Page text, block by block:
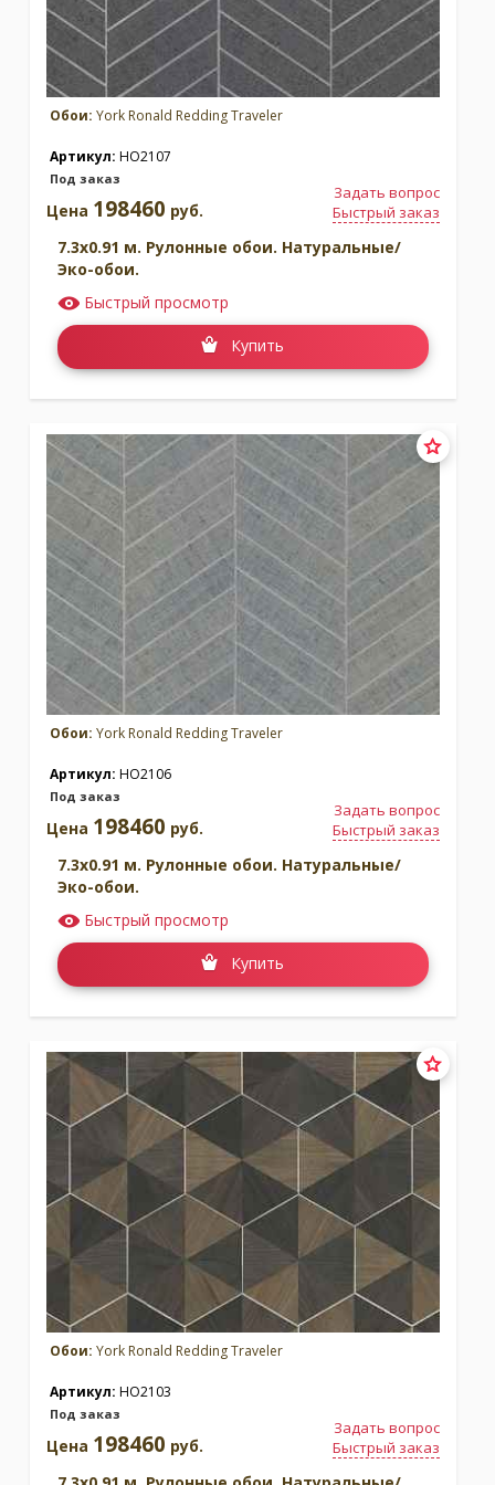
Обои: York Ronald Redding Traveler
Артикул: HO2107
Под заказ
Задать вопрос
Быстрый заказ
Цена 198460 руб.
7.3x0.91 м. Рулонные обои. Натуральные/
Эко-обои.
Быстрый просмотр
Купить
Обои: York Ronald Redding Traveler
Артикул: HO2106
Под заказ
Задать вопрос
Быстрый заказ
Цена 198460 руб.
7.3x0.91 м. Рулонные обои. Натуральные/
Эко-обои.
Быстрый просмотр
Купить
Обои: York Ronald Redding Traveler
Артикул: HO2103
Под заказ
Задать вопрос
Быстрый заказ
Цена 198460 руб.